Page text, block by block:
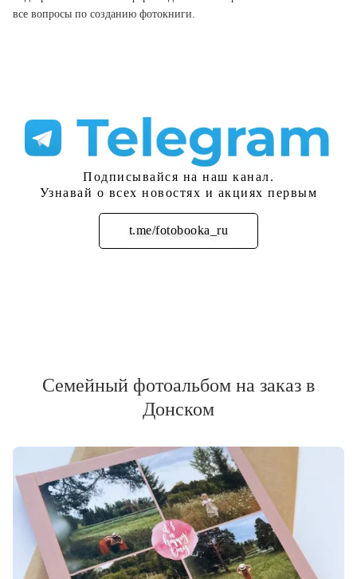
все вопросы по созданию фотокниги.
Подписывайся на наш канал.
Узнавай о всех новостях и акциях первым
t.me/fotobooka_ru
Подписаться
Семейный фотоальбом на заказ в
Донском